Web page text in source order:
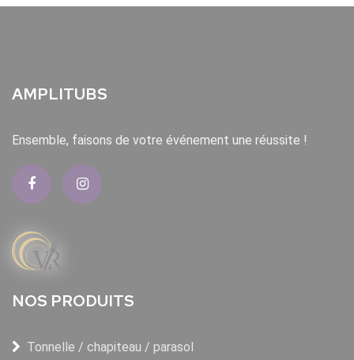
AMPLITUBS
Ensemble, faisons de votre événement une réussite !
NOS PRODUITS
Tonnelle / chapiteau / parasol